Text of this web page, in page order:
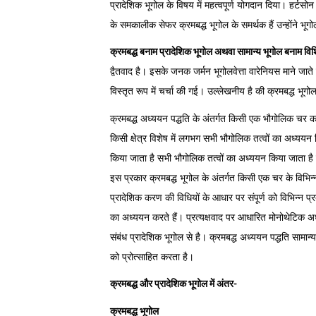
प्रादेशिक भूगोल के विषय में महत्वपूर्ण योगदान दिया।
के समकालीक सेफर क्रमबद्ध भूगोल के समर्थक हैं उन्होंने
क्रमबद्ध बनाम प्रादेशिक भूगोल अथवा सामान्य भूगोल बनाम
द्वैतवाद है। इसके जनक जर्मन भूगोलवेत्ता वारेनियस माने
विस्तृत रूप में चर्चा की गई। उल्लेखनीय है की क्रमबद्ध भूगोल
क्रमबद्ध अध्ययन पद्धति के अंतर्गत किसी एक भौगोलिक चर
किसी क्षेत्र विशेष में लगभग सभी भौगोलिक तत्वों का
किया जाता है सभी भौगोलिक तत्वों का अध्ययन किया
इस प्रकार क्रमबद्ध भूगोल के अंतर्गत किसी एक चर के
प्रादेशिक करण की विधियों के आधार पर संपूर्ण को विभिन्न
का अध्ययन करते हैं। प्रत्यक्षवाद पर आधारित मोनोथेटिक
संबंध प्रादेशिक भूगोल से है। क्रमबद्ध अध्ययन पद्धति
को प्रोत्साहित करता है।
क्रमबद्ध और प्रादेशिक भूगोल में अंतर-
क्रमबद्ध भूगोल